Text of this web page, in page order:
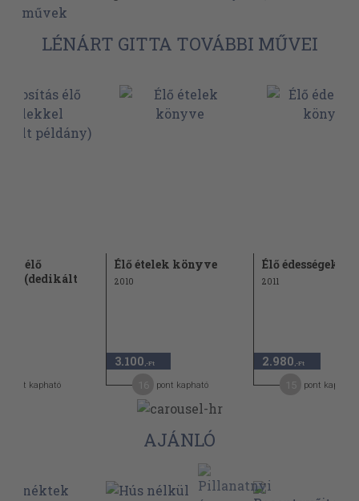
művek
LÉNÁRT GITTA TOVÁBBI MŰVEI
élő
(dedikált
pont kapható
Élő ételek könyve
2010
3.100 ,-Ft
pont kapható
Élő édességek
2011
2.980 ,-Ft
pont kapható
AJÁNLÓ